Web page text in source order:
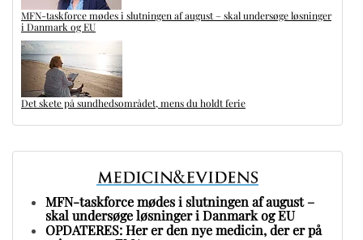
MFN-taskforce mødes i slutningen af august – skal undersøge løsninger
i Danmark og EU
Det skete på sundhedsområdet, mens du holdt ferie
MFN-taskforce mødes i slutningen af august –
skal undersøge løsninger i Danmark og EU
OPDATERES: Her er den nye medicin, der er på